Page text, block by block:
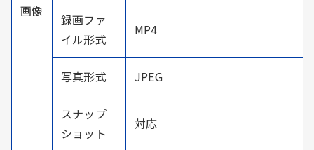
画像
録画ファ
イル形式
MP4
写真形式 JPEG
スナップ
ショット
対応